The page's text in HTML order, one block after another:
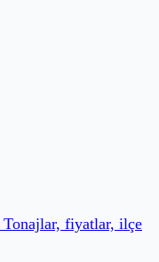
Tonajlar, fiyatlar, ilçe